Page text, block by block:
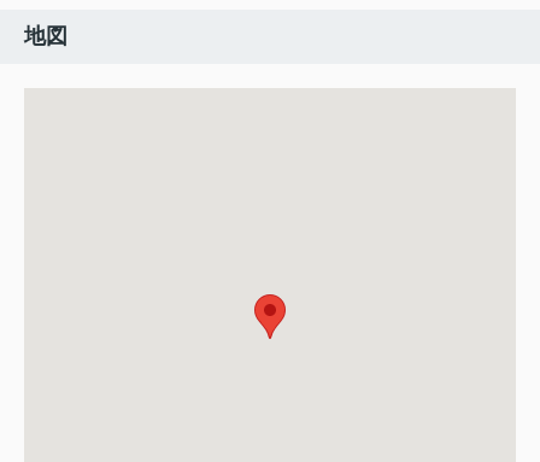
地図